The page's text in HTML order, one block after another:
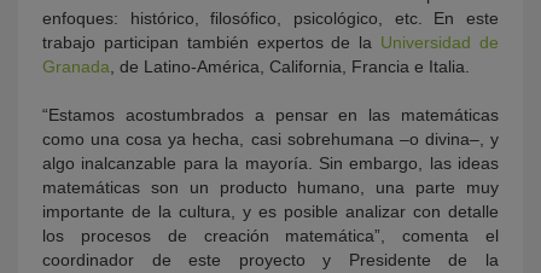
enfoques: histórico, filosófico, psicológico, etc. En este
trabajo participan también expertos de la Universidad de
Granada , de Latino-América, California, Francia e Italia.
“Estamos acostumbrados a pensar en las matemáticas
como una cosa ya hecha, casi sobrehumana –o divina–, y
algo inalcanzable para la mayoría. Sin embargo, las ideas
matemáticas son un producto humano, una parte muy
importante de la cultura, y es posible analizar con detalle
los procesos de creación matemática”, comenta el
coordinador de este proyecto y Presidente de la